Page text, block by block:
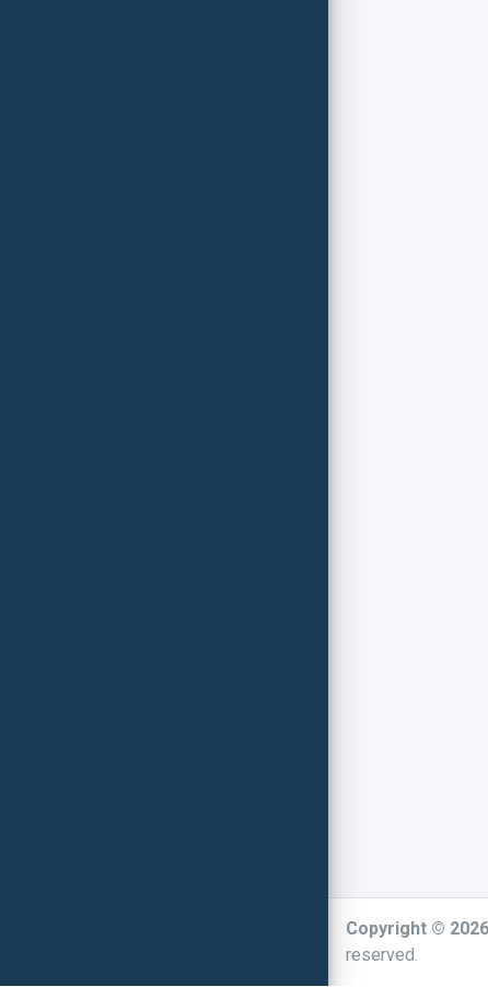
Copyright © 2026
reserved.